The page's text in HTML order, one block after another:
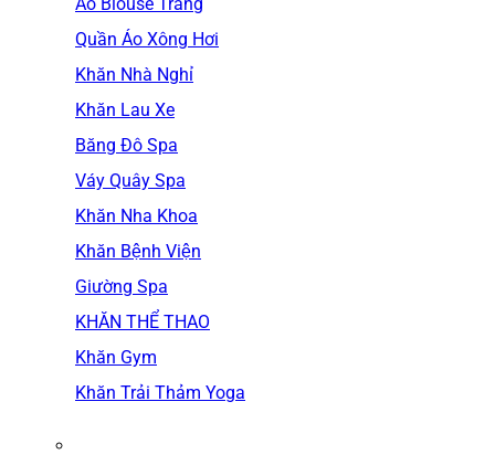
Quần Áo Xông Hơi
Khăn Nhà Nghỉ
Khăn Lau Xe
Băng Đô Spa
Váy Quây Spa
Khăn Nha Khoa
Khăn Bệnh Viện
Giường Spa
KHĂN THỂ THAO
Khăn Gym
Khăn Trải Thảm Yoga